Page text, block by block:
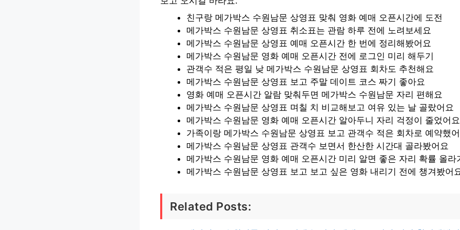
친구랑 메가박스 수원남문 상영표 맞춰 영화 예매 오픈시간에 도전
메가박스 수원남문 상영표 취소표는 관람 하루 전에 노려보세요
메가박스 수원남문 상영표 예매 오픈시간 한 번에 정리해봤어요
메가박스 수원남문 영화 예매 오픈시간 전에 로그인 미리 해두기
관객수 적은 평일 낮 메가박스 수원남문 상영표 회차도 추천해요
메가박스 수원남문 상영표 보고 주말 데이트 코스 짜기 좋아요
영화 예매 오픈시간 알람 맞춰두면 메가박스 수원남문 자리 편해요
메가박스 수원남문 상영표 며칠 치 비교해보고 여유 있는 날 골랐어요
메가박스 수원남문 영화 예매 오픈시간 알아두니 자리 걱정이 줄었어요
가족이랑 메가박스 수원남문 상영표 보고 관객수 적은 회차로 예약했
메가박스 수원남문 상영표 관객수 보면서 한산한 시간대 골라봤어요
메가박스 수원남문 영화 예매 오픈시간 미리 알면 좋은 자리 확률 올라
메가박스 수원남문 상영표 보고 보고 싶은 영화 내리기 전에 챙겨봤어
Related Posts: